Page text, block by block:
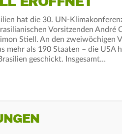
hat die 30. UN-
Vorsitzenden André
Stiell. An den zweiwöchigen
mehr als 190 Staaten – die USA
geschickt. Insgesamt…